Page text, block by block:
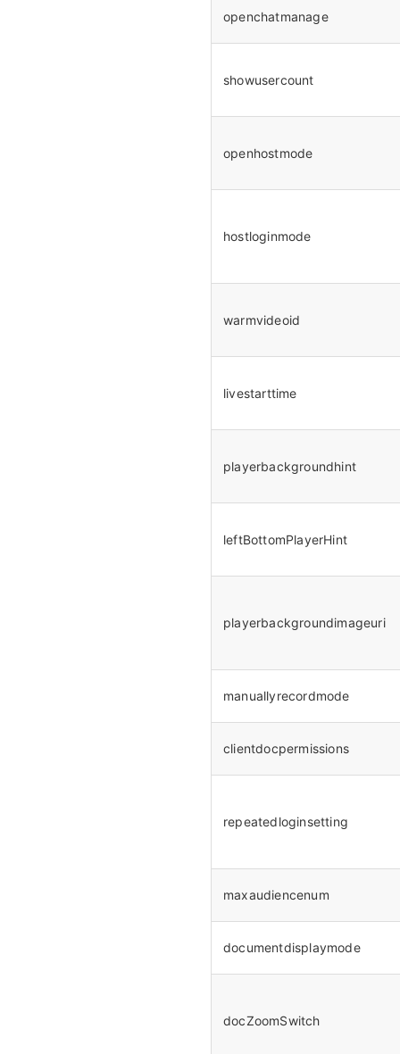
openchatmanage
showusercount
openhostmode
hostloginmode
warmvideoid
livestarttime
playerbackgroundhint
leftBottomPlayerHint
playerbackgroundimageuri
manuallyrecordmode
clientdocpermissions
repeatedloginsetting
maxaudiencenum
documentdisplaymode
docZoomSwitch